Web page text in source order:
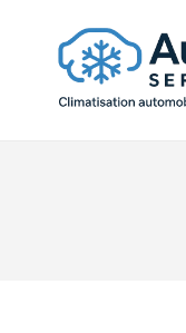
contenu
(Pressez